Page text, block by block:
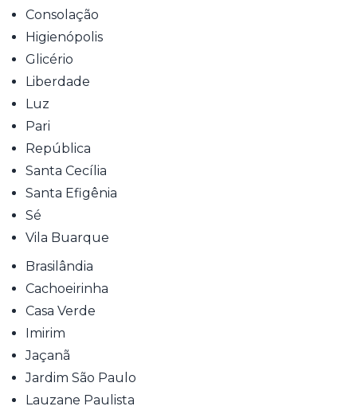
Consolação
Higienópolis
Glicério
Liberdade
Luz
Pari
República
Santa Cecília
Santa Efigênia
Sé
Vila Buarque
Brasilândia
Cachoeirinha
Casa Verde
Imirim
Jaçanã
Jardim São Paulo
Lauzane Paulista